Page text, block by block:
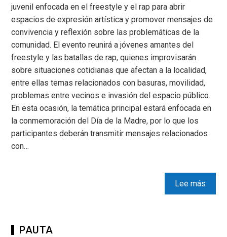
juvenil enfocada en el freestyle y el rap para abrir
espacios de expresión artística y promover mensajes de
convivencia y reflexión sobre las problemáticas de la
comunidad. El evento reunirá a jóvenes amantes del
freestyle y las batallas de rap, quienes improvisarán
sobre situaciones cotidianas que afectan a la localidad,
entre ellas temas relacionados con basuras, movilidad,
problemas entre vecinos e invasión del espacio público.
En esta ocasión, la temática principal estará enfocada en
la conmemoración del Día de la Madre, por lo que los
participantes deberán transmitir mensajes relacionados
con…
Lee más
PAUTA